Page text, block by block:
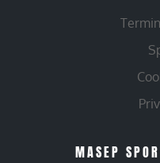
MASEP